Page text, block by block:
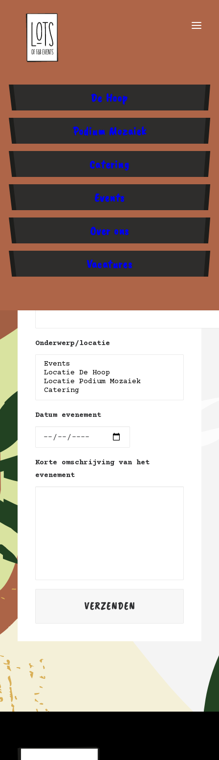
De Hoop
Podium Mozaiek
Catering
Events
Over ons
Vacatures
Offerte opvragen?
Wil je meer informatie over de
mogelijkheden, vul dan het
zo snel mogelijk contact met je
Je naam
Onderwerp/locatie
Datum evenement
Korte omschrijving van het
evenement